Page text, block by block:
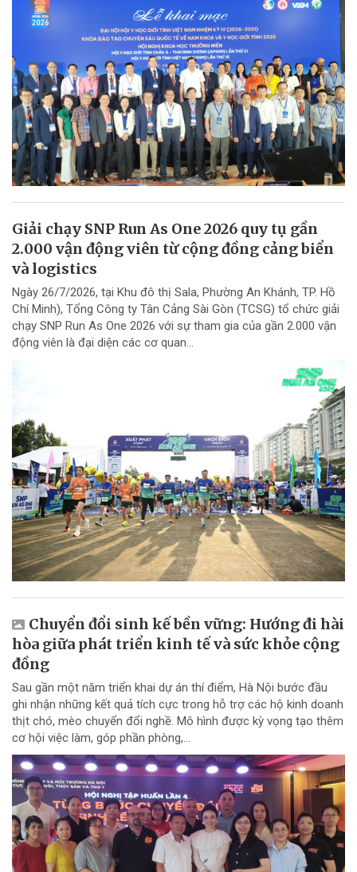
Giải chạy SNP Run As One 2026 quy tụ gần
2.000 vận động viên từ cộng đồng cảng biển
và logistics
Ngày 26/7/2026, tại Khu đô thị Sala, Phường An Khánh, TP. Hồ
Chí Minh), Tổng Công ty Tân Cảng Sài Gòn (TCSG) tổ chức giải
chạy SNP Run As One 2026 với sự tham gia của gần 2.000 vận
động viên là đại diện các cơ quan...
Chuyển đổi sinh kế bền vững: Hướng đi hài
hòa giữa phát triển kinh tế và sức khỏe cộng
đồng
Sau gần một năm triển khai dự án thí điểm, Hà Nội bước đầu
ghi nhận những kết quả tích cực trong hỗ trợ các hộ kinh doanh
thịt chó, mèo chuyển đổi nghề. Mô hình được kỳ vọng tạo thêm
cơ hội việc làm, góp phần phòng,...